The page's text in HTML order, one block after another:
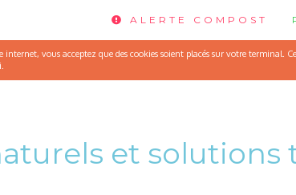
ALERTE COMPOST
vous acceptez que des cookies soient placés sur votre
.
C'est le mois de faire les
et